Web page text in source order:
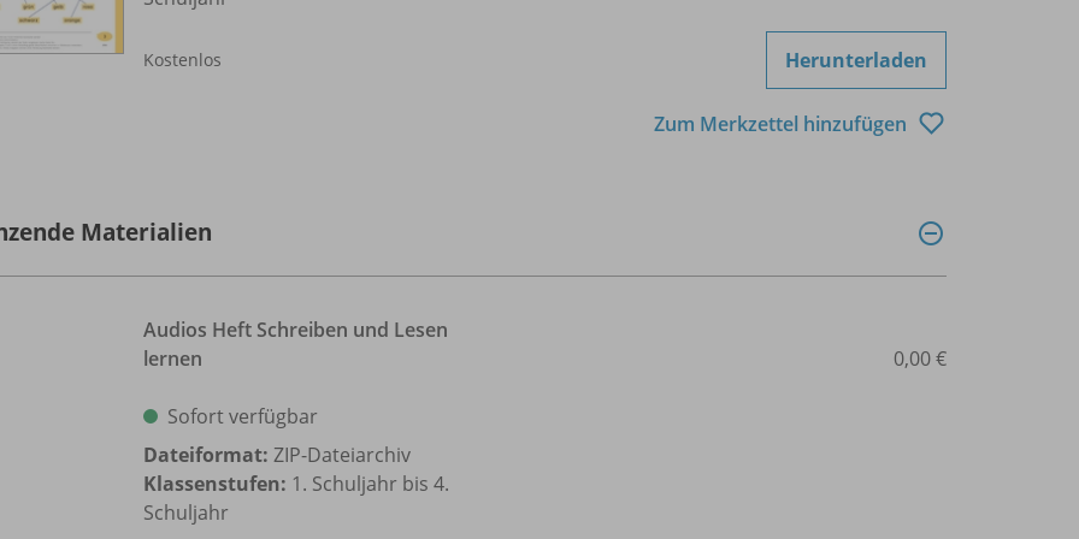
Kostenlos Herunterladen
Zum Merkzettel hinzufügen
Materialien
Audios Heft Schreiben und Lesen
lernen
Sofort verfügbar
Dateiformat: ZIP-Dateiarchiv
Klassenstufen: 1. Schuljahr bis 4.
Schuljahr
0,00 €